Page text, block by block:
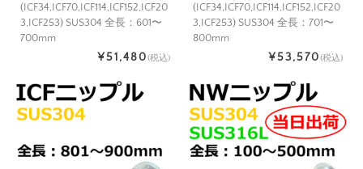
(ICF34,ICF70,ICF114,ICF152,ICF20
3,ICF253) SUS304 全長：601〜
700mm
¥51,480(税込)
(ICF34,ICF70,ICF114,ICF152,ICF20
3,ICF253) SUS304 全長：701〜
800mm
¥53,570(税込)